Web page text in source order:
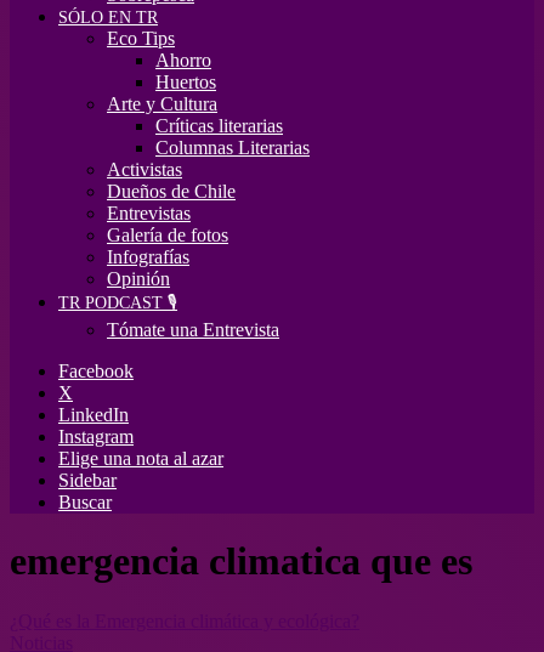
SÓLO EN TR
Eco Tips
Ahorro
Huertos
Arte y Cultura
Críticas literarias
Columnas Literarias
Activistas
Dueños de Chile
Entrevistas
Galería de fotos
Infografías
Opinión
TR PODCAST 🎙️
Tómate una Entrevista
Facebook
X
LinkedIn
Instagram
Elige una nota al azar
Sidebar
Buscar
emergencia climatica que es